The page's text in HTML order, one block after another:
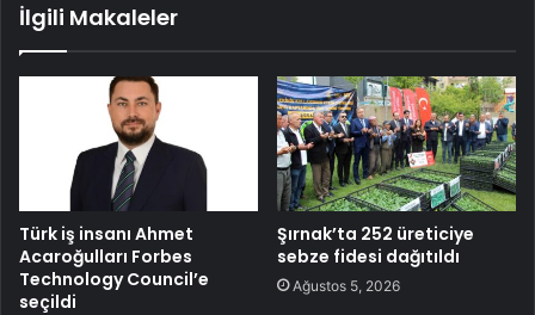
İlgili Makaleler
Türk iş insanı Ahmet
Acaroğulları Forbes
Technology Council’e
seçildi
Şırnak’ta 252 üreticiye
sebze fidesi dağıtıldı
Ağustos 5, 2026